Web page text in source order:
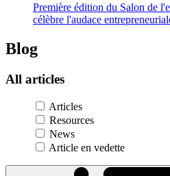
Première édition du Salon de
célèbre l'audace
Blog
All articles
Articles
Resources
News
Article en vedette